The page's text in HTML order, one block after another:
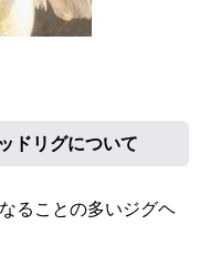
ドリグについて
ることの多いジグヘ